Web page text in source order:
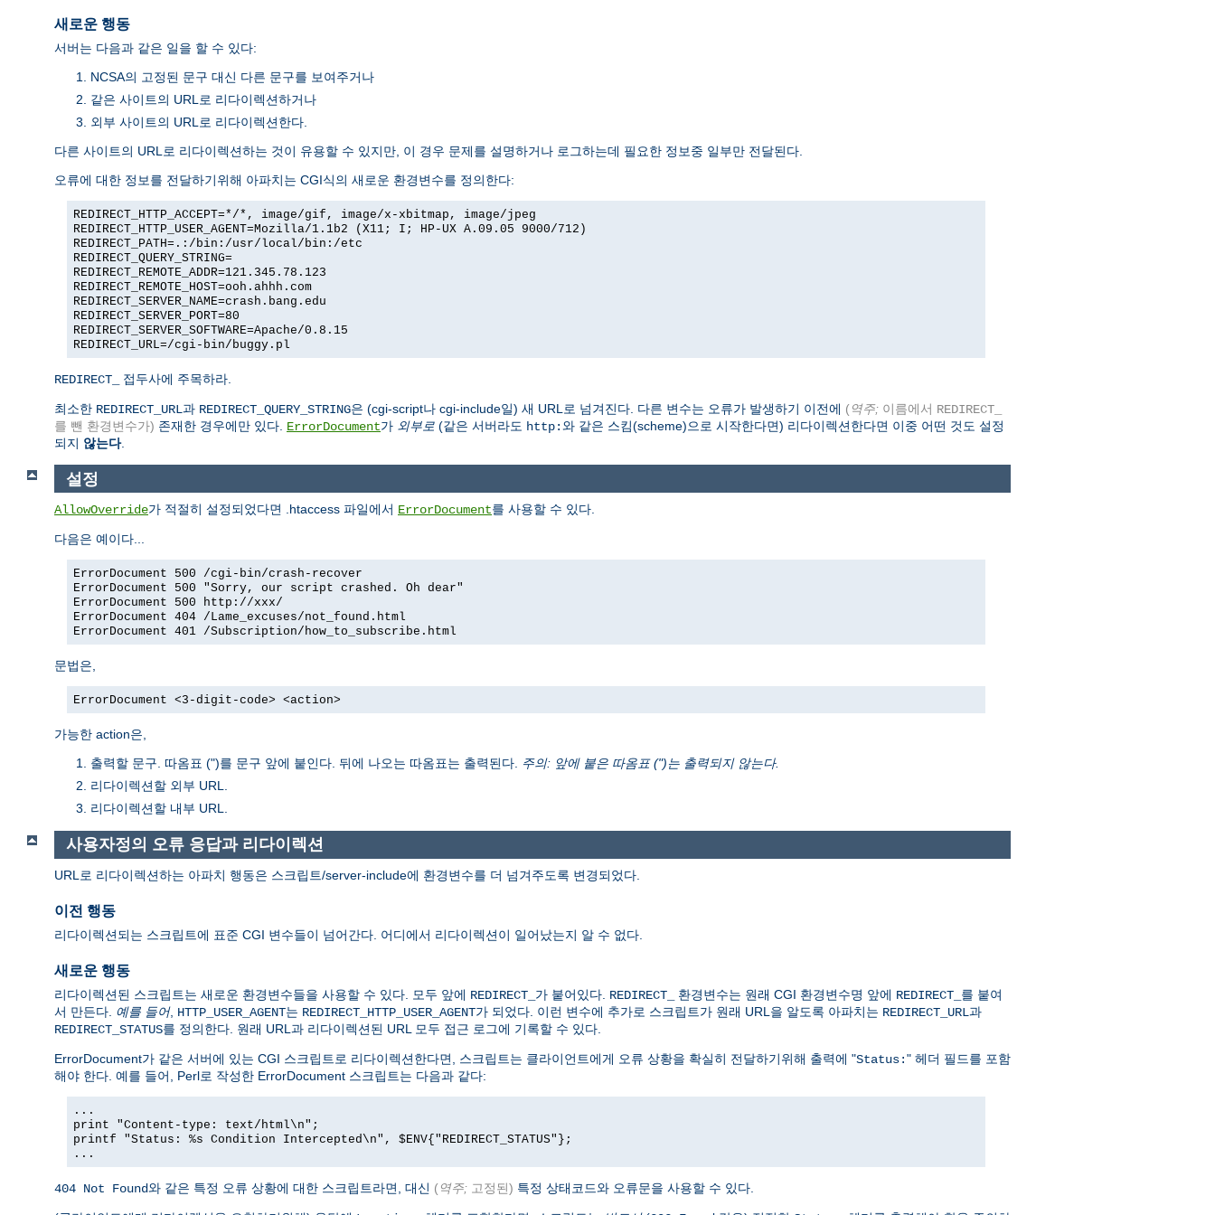
새로운 행동
서버는 다음과 같은 일을 할 수 있다:
NCSA의 고정된 문구 대신 다른 문구를 보여주거나
같은 사이트의 URL로 리다이렉션하거나
외부 사이트의 URL로 리다이렉션한다.
다른 사이트의 URL로 리다이렉션하는 것이 유용할 수 있지만, 이 경우 문제를 설명하거나 로그하는데 필요한 정보중 일부만 전달된다.
오류에 대한 정보를 전달하기위해 아파치는 CGI식의 새로운 환경변수를 정의한다:
REDIRECT_HTTP_ACCEPT=*/*, image/gif, image/x-xbitmap, image/jpeg
REDIRECT_HTTP_USER_AGENT=Mozilla/1.1b2 (X11; I; HP-UX A.09.05 9000/712)
REDIRECT_PATH=.:/bin:/usr/local/bin:/etc
REDIRECT_QUERY_STRING=
REDIRECT_REMOTE_ADDR=121.345.78.123
REDIRECT_REMOTE_HOST=ooh.ahhh.com
REDIRECT_SERVER_NAME=crash.bang.edu
REDIRECT_SERVER_PORT=80
REDIRECT_SERVER_SOFTWARE=Apache/0.8.15
REDIRECT_URL=/cgi-bin/buggy.pl
REDIRECT_ 접두사에 주목하라.
최소한 REDIRECT_URL과 REDIRECT_QUERY_STRING은 (cgi-script나 cgi-include일) 새 URL로 넘겨진다. 다른 변수는 오류가 발생하기 이전에 (역주; 이름에서 REDIRECT_
를 뺀 환경변수가) 존재한 경우에만 있다. ErrorDocument가 외부로 (같은 서버라도 http:와 같은 스킴(scheme)으로 시작한다면) 리다이렉션한다면 이중 어떤 것도 설정
되지 않는다.
설정
AllowOverride가 적절히 설정되었다면 .htaccess 파일에서 ErrorDocument를 사용할 수 있다.
다음은 예이다...
ErrorDocument 500 /cgi-bin/crash-recover
ErrorDocument 500 "Sorry, our script crashed. Oh dear"
ErrorDocument 500 http://xxx/
ErrorDocument 404 /Lame_excuses/not_found.html
ErrorDocument 401 /Subscription/how_to_subscribe.html
문법은,
ErrorDocument <3-digit-code> <action>
가능한 action은,
출력할 문구. 따옴표 (")를 문구 앞에 붙인다. 뒤에 나오는 따옴표는 출력된다. 주의: 앞에 붙은 따옴표 (")는 출력되지 않는다.
리다이렉션할 외부 URL.
리다이렉션할 내부 URL.
사용자정의 오류 응답과 리다이렉션
URL로 리다이렉션하는 아파치 행동은 스크립트/server-include에 환경변수를 더 넘겨주도록 변경되었다.
이전 행동
리다이렉션되는 스크립트에 표준 CGI 변수들이 넘어간다. 어디에서 리다이렉션이 일어났는지 알 수 없다.
새로운 행동
리다이렉션된 스크립트는 새로운 환경변수들을 사용할 수 있다. 모두 앞에 REDIRECT_ 가 붙어있다. REDIRECT_ 환경변수는 원래 CGI 환경변수명 앞에 REDIRECT_ 를 붙여
서 만든다. 예를 들어, HTTP_USER_AGENT는 REDIRECT_HTTP_USER_AGENT가 되었다. 이런 변수에 추가로 스크립트가 원래 URL을 알도록 아파치는 REDIRECT_URL과
REDIRECT_STATUS를 정의한다. 원래 URL과 리다이렉션된 URL 모두 접근 로그에 기록할 수 있다.
ErrorDocument가 같은 서버에 있는 CGI 스크립트로 리다이렉션한다면, 스크립트는 클라이언트에게 오류 상황을 확실히 전달하기위해 출력에 "Status:" 헤더 필드를 포함
해야 한다. 예를 들어, Perl로 작성한 ErrorDocument 스크립트는 다음과 같다:
...
print "Content-type: text/html\n";
printf "Status: %s Condition Intercepted\n", $ENV{"REDIRECT_STATUS"};
...
404 Not Found와 같은 특정 오류 상황에 대한 스크립트라면, 대신 (역주; 고정된) 특정 상태코드와 오류문을 사용할 수 있다.